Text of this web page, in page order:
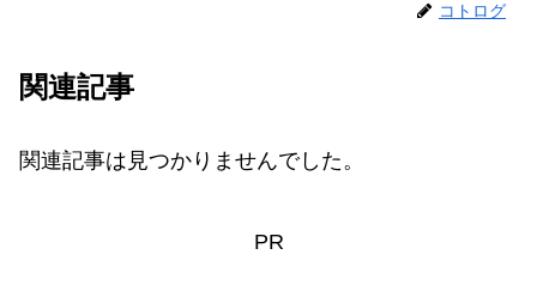
コトログ
関連記事
関連記事は見つかりませんでした。
PR